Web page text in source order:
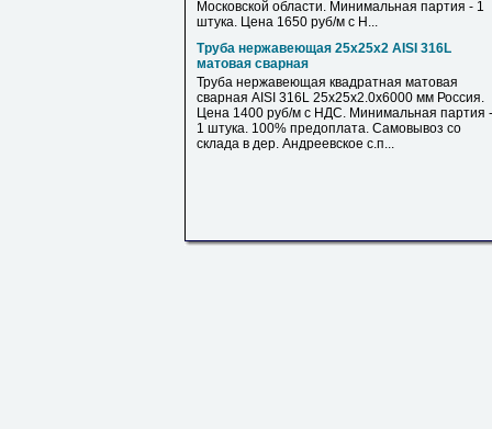
Московской области. Минимальная партия - 1
штука. Цена 1650 руб/м с Н...
Труба нержавеющая 25х25х2 AISI 316L
матовая сварная
Труба нержавеющая квадратная матовая
сварная AISI 316L 25х25х2.0х6000 мм Россия.
Цена 1400 руб/м с НДС. Минимальная партия -
1 штука. 100% предоплата. Самовывоз со
склада в дер. Андреевское с.п...